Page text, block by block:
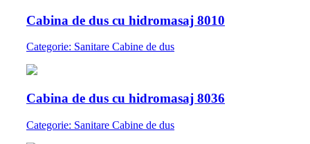
Cabina de dus cu hidromasaj 8010
Categorie: Sanitare Cabine de dus
Cabina de dus cu hidromasaj 8036
Categorie: Sanitare Cabine de dus